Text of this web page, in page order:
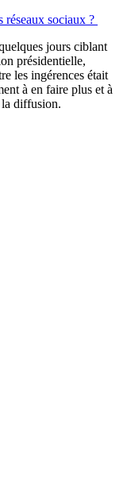
réseaux sociaux ?
jours ciblant
présidentielle,
les ingérences était
à en faire plus et à
la diffusion.